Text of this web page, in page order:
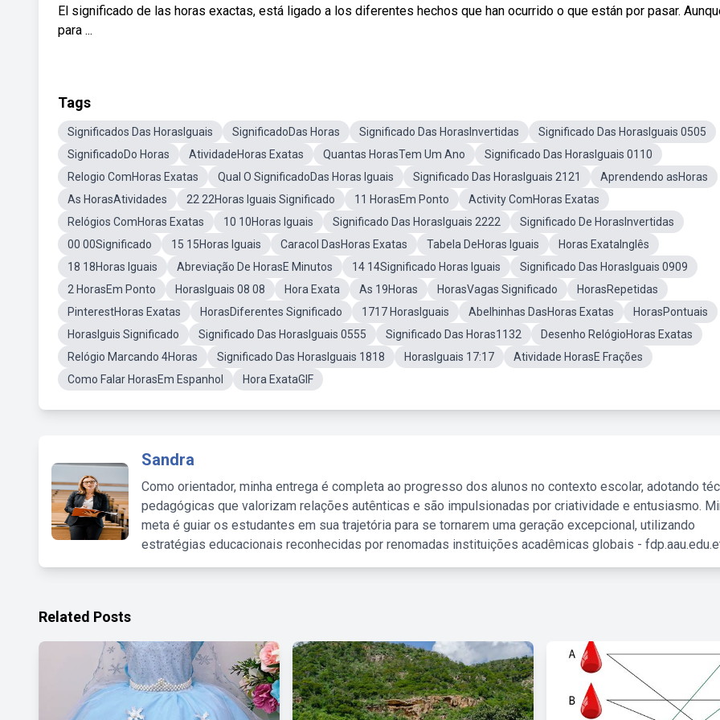
El significado de las horas exactas, está ligado a los diferentes hechos que han ocurrido o que están por pasar.
para ...
Tags
Significados Das HorasIguais SignificadoDas Horas Significado Das HorasInvertidas
Significado Das HorasIguais 0505
SignificadoDo Horas
AtividadeHoras Exatas Quantas HorasTem Um Ano
Significado Das HorasIguais 0110
Relogio ComHoras Exatas
Qual O SignificadoDas Horas Iguais Significado Das HorasIguais 2121
Aprendendo asHoras
As HorasAtividades
22 22Horas Iguais Significado 11 HorasEm Ponto
Activity ComHoras Exatas
Relógios ComHoras Exatas
10 10Horas Iguais Significado Das HorasIguais 2222
Significado De HorasInvertidas
00 00Significado
15 15Horas Iguais Caracol DasHoras Exatas Tabela DeHoras Iguais
Horas ExataInglês
18 18Horas Iguais
Abreviação De HorasE Minutos 14 14Significado Horas Iguais
Significado Das HorasIguais 0909
2 HorasEm Ponto
HorasIguais 08 08 Hora Exata As 19Horas HorasVagas Significado
HorasRepetidas
PinterestHoras Exatas
HorasDiferentes Significado 1717 HorasIguais Abelhinhas DasHoras Exatas
HorasPontuais
HorasIguis Significado
Significado Das HorasIguais 0555 Significado Das Horas1132
Desenho RelógioHoras Exatas
Relógio Marcando 4Horas
Significado Das HorasIguais 1818 HorasIguais 17:17
Atividade HorasE Frações
Como Falar HorasEm Espanhol
Hora ExataGIF
Sandra
Como orientador, minha entrega é completa ao progresso dos alunos no contexto escolar, adotando
pedagógicas que valorizam relações autênticas e são impulsionadas por criatividade e entusiasmo.
meta é guiar os estudantes em sua trajetória para se tornarem uma geração excepcional, utilizando
estratégias educacionais reconhecidas por renomadas instituições acadêmicas globais -
Related Posts